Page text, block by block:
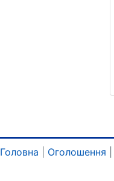
Головна Оголошення